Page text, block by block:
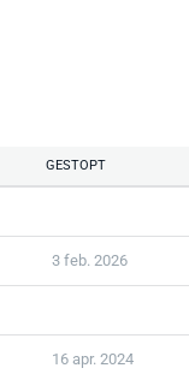
GESTOPT
3 feb. 2026
16 apr. 2024